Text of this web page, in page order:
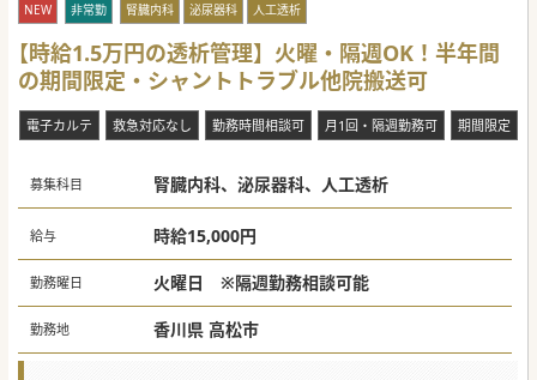
NEW 非常勤 腎臓内科 泌尿器科 人工透析
【時給1.5万円の透析管理】火曜・隔週OK！半年間
の期間限定・シャントトラブル他院搬送可
電子カルテ 救急対応なし 勤務時間相談可 月1回・隔週勤務可 期間限定
募集科目 腎臓内科、泌尿器科、人工透析
給与 時給15,000円
勤務曜日 火曜日 ※隔週勤務相談可能
勤務地 香川県 高松市